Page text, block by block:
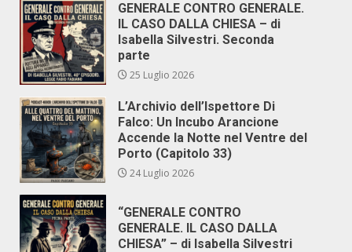
GENERALE CONTRO GENERALE.
IL CASO DALLA CHIESA – di
Isabella Silvestri. Seconda
parte
25 Luglio 2026
L’Archivio dell’Ispettore Di
Falco: Un Incubo Arancione
Accende la Notte nel Ventre del
Porto (Capitolo 33)
24 Luglio 2026
“GENERALE CONTRO
GENERALE. IL CASO DALLA
CHIESA” – di Isabella Silvestri